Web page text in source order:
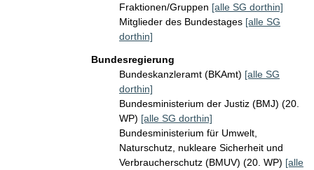
Fraktionen/Gruppen [alle SG dorthin]
Mitglieder des Bundestages [alle SG
dorthin]
Bundesregierung
Bundeskanzleramt (BKAmt) [alle SG
dorthin]
Bundesministerium der Justiz (BMJ) (20.
WP) [alle SG dorthin]
Bundesministerium für Umwelt,
Naturschutz, nukleare Sicherheit und
Verbraucherschutz (BMUV) (20. WP) [alle